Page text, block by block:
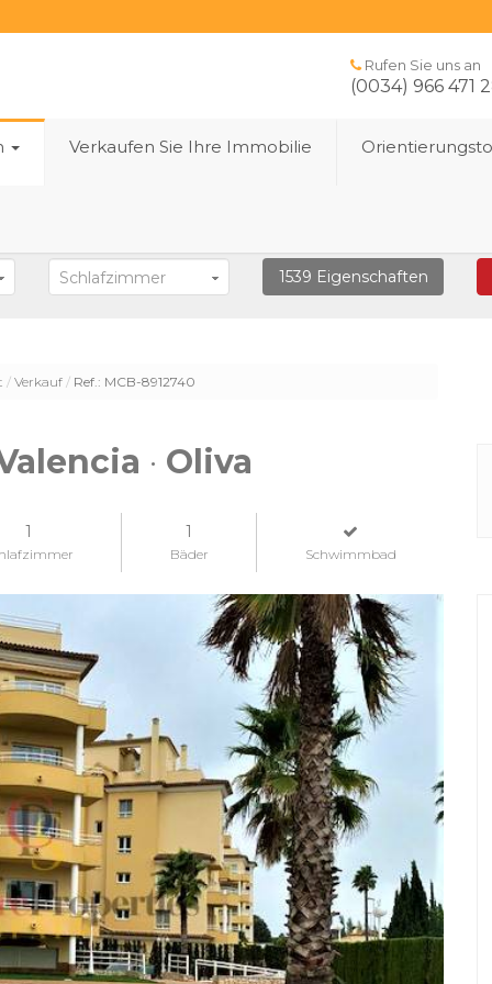
Rufen Sie uns an
(0034) 966 471
Verkaufen Sie Ihre Immobilie
Schlafzimmer 1539 Eigenschaften
Verkauf Ref.: MCB-8912740
· Oliva
1 1
Bäder Schwimmbad